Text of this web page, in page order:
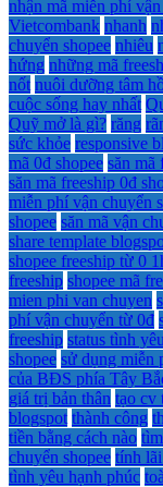
nhận mã miễn phí
Vietcombank nhanh
chuyển shopee nhiêu
hứng những mã
nốt nuôi dưỡng tâm
cuộc sống hay nhất
Quỹ mở là gì? răng
sức khỏe responsive
mã 0đ shopee săn mã
săn mã freeship 0đ
miễn phí vận chuyển
shopee săn mã vận
share template
shopee freeship từ 0
freeship shopee mã
mien phi van chuyen
phí vận chuyển từ 0đ
freeship status tình yêu
shopee sử dụng miễn
của BĐS phía Tây
giá trị bản thân tạo cv
blogspot thành công
tiền bằng cách nào
chuyển shopee tính
tình yêu hạnh phúc